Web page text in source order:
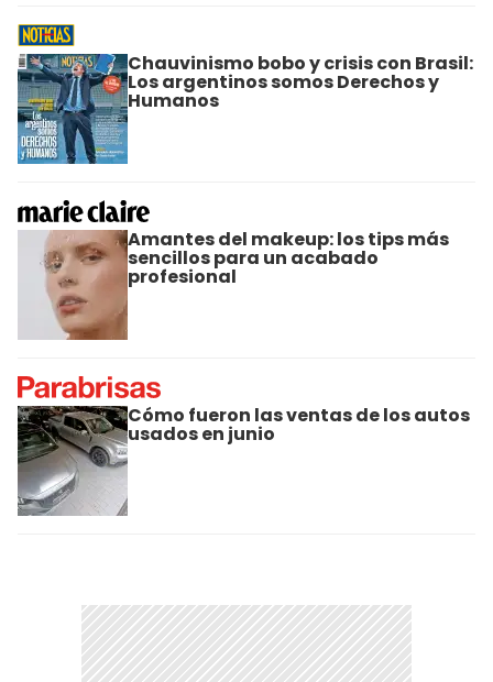
Chauvinismo bobo y crisis con Brasil:
Los argentinos somos Derechos y
Humanos
Amantes del makeup: los tips más
sencillos para un acabado
profesional
Cómo fueron las ventas de los autos
usados en junio